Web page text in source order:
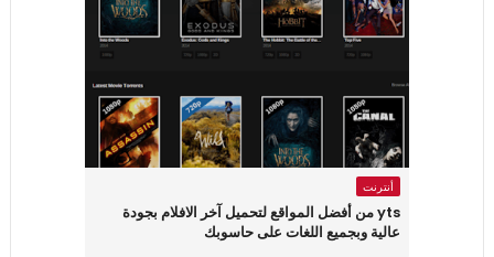
أنترنت
yts من أفضل المواقع لتحميل آخر الافلام بجودة
عالية وبجميع اللغات على حاسوبك